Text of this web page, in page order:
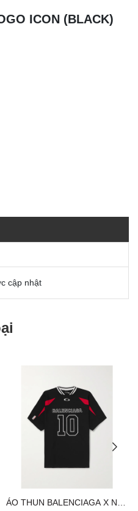
ICON (BLACK)
cập nhật
ÁO THUN BALENCIAGA X NBA